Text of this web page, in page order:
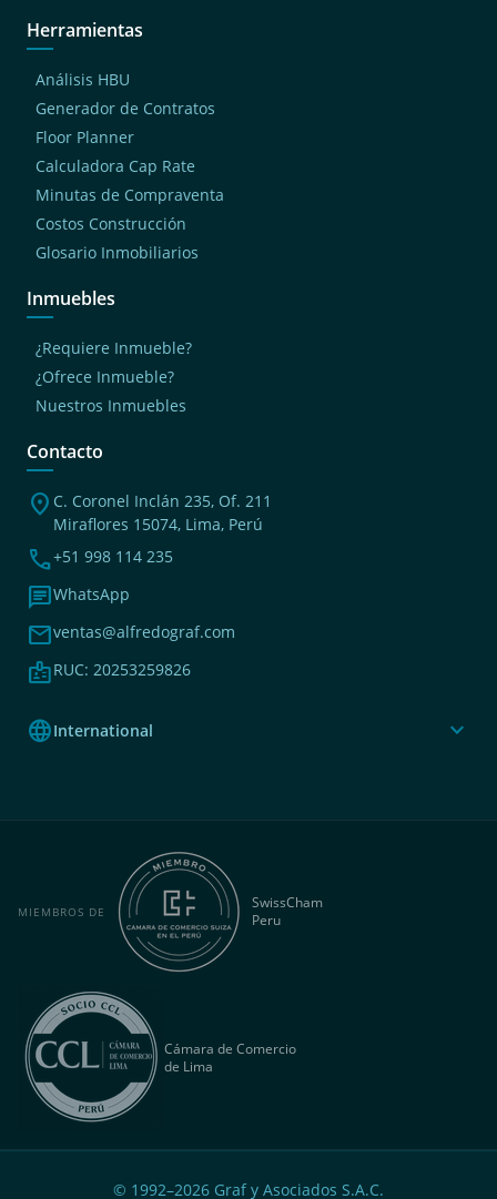
Herramientas
Análisis HBU
Generador de Contratos
Floor Planner
Calculadora Cap Rate
Minutas de Compraventa
Costos Construcción
Glosario Inmobiliarios
Inmuebles
¿Requiere Inmueble?
¿Ofrece Inmueble?
Nuestros Inmuebles
Contacto
location_on C. Coronel Inclán 235, Of. 211
Miraflores 15074, Lima, Perú
phone+51 998 114 235
chatWhatsApp
mailventas@alfredograf.com
badgeRUC: 20253259826
languageInternational expand_more
MIEMBROS DE
SwissCham
Peru
Cámara de Comercio
de Lima
© 1992–2026 Graf y Asociados S.A.C.